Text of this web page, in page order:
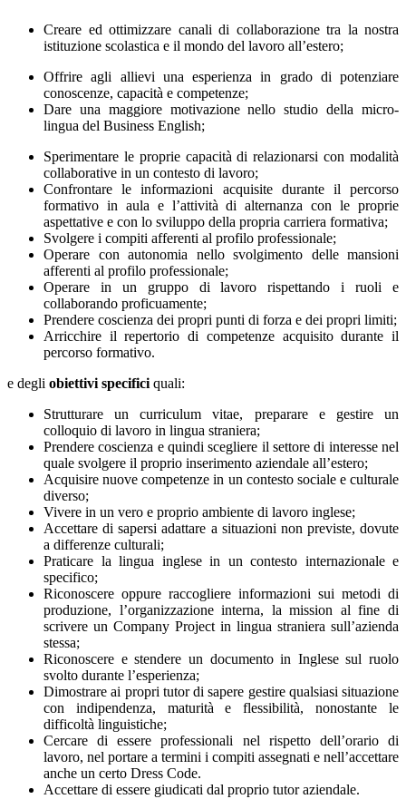
Creare ed ottimizzare canali di collaborazione tra la nostra
istituzione scolastica e il mondo del lavoro all’estero;
Offrire agli allievi una esperienza in grado di potenziare
conoscenze, capacità e competenze;
Dare una maggiore motivazione nello studio della micro-
lingua del Business English;
Sperimentare le proprie capacità di relazionarsi con modalità
collaborative in un contesto di lavoro;
Confrontare le informazioni acquisite durante il percorso
formativo in aula e l’attività di alternanza con le proprie
aspettative e con lo sviluppo della propria carriera formativa;
Svolgere i compiti afferenti al profilo professionale;
Operare con autonomia nello svolgimento delle mansioni
afferenti al profilo professionale;
Operare in un gruppo di lavoro rispettando i ruoli e
collaborando proficuamente;
Prendere coscienza dei propri punti di forza e dei propri limiti;
Arricchire il repertorio di competenze acquisito durante il
percorso formativo.
e degli obiettivi specifici quali:
Strutturare un curriculum vitae, preparare e gestire un
colloquio di lavoro in lingua straniera;
Prendere coscienza e quindi scegliere il settore di interesse nel
quale svolgere il proprio inserimento aziendale all’estero;
Acquisire nuove competenze in un contesto sociale e culturale
diverso;
Vivere in un vero e proprio ambiente di lavoro inglese;
Accettare di sapersi adattare a situazioni non previste, dovute
a differenze culturali;
Praticare la lingua inglese in un contesto internazionale e
specifico;
Riconoscere oppure raccogliere informazioni sui metodi di
produzione, l’organizzazione interna, la mission al fine di
scrivere un Company Project in lingua straniera sull’azienda
stessa;
Riconoscere e stendere un documento in Inglese sul ruolo
svolto durante l’esperienza;
Dimostrare ai propri tutor di sapere gestire qualsiasi situazione
con indipendenza, maturità e flessibilità, nonostante le
difficoltà linguistiche;
Cercare di essere professionali nel rispetto dell’orario di
lavoro, nel portare a termini i compiti assegnati e nell’accettare
anche un certo Dress Code.
Accettare di essere giudicati dal proprio tutor aziendale.